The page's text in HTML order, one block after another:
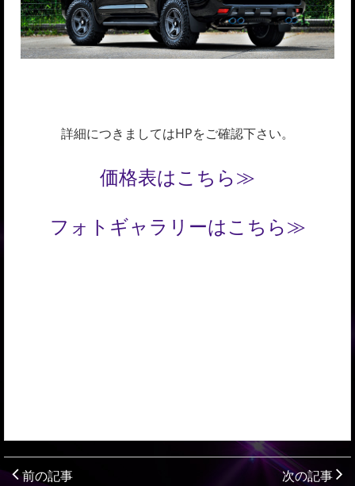
詳細につきましてはHPをご確認下さい。
価格表はこちら≫
フォトギャラリーはこちら≫
前の記事 次の記事